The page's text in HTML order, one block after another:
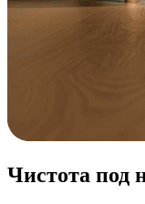
Чистота под